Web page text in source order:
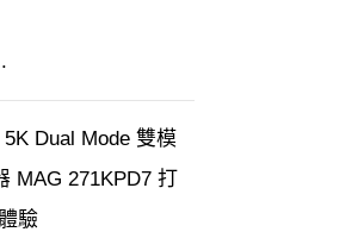
Dual Mode 雙模
MAG 271KPD7 打
驗